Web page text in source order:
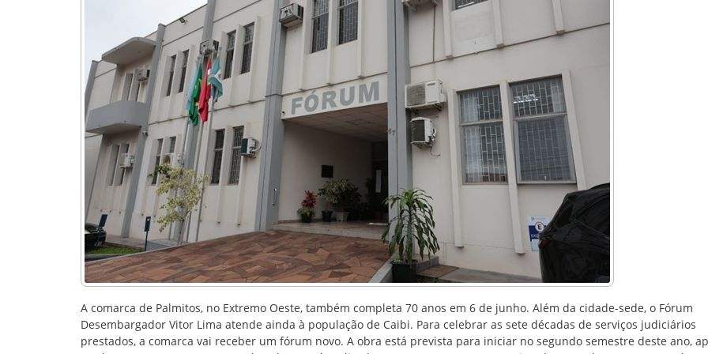
A comarca de Palmitos, no Extremo Oeste, também completa 70 anos em 6 de junho. Além da cidade-sede, o Fórum
Desembargador Vitor Lima atende ainda à população de Caibi. Para celebrar as sete décadas de serviços judiciários
prestados, a comarca vai receber um fórum novo. A obra está prevista para iniciar no segundo semestre deste ano,